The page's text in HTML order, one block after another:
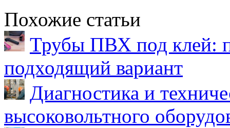
Похожие статьи
Трубы ПВХ под клей:
подходящий вариант
Диагностика и
высоковольтного